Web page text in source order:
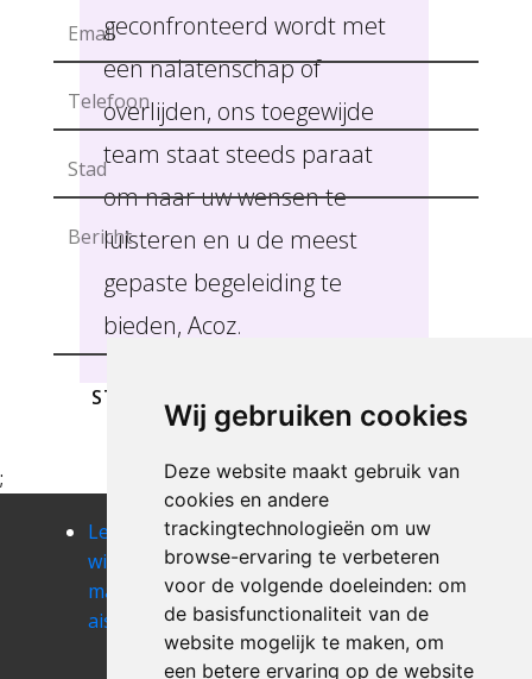
Wij gebruiken cookies
Deze website maakt gebruik van
cookies en andere
trackingtechnologieën om uw
browse-ervaring te verbeteren
voor de volgende doeleinden: om
de basisfunctionaliteit van de
website mogelijk te maken, om
een betere ervaring op de website
geconfronteerd wordt met
een nalatenschap of
overlijden, ons toegewijde
team staat steeds paraat
om naar uw wensen te
luisteren en u de meest
gepaste begeleiding te
bieden, Acoz.
STUREN
;
Leegmaken
winkel of
magazij
aiseau
Leegmaken
winkel of
magazij
aiseau-
presles
Leegmaken
winkel of
magazij
amougies
Leegmaken